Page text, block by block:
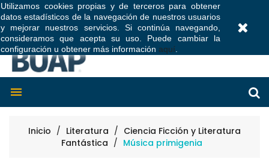
Utilizamos cookies propias y de terceros para obtener
datos estadísticos de la navegación de nuestros usuarios
y mejorar nuestros servicios. Si continúa navegando,
consideramos que acepta su uso. Puede cambiar la
configuración u obtener más información aquí

Inicio Literatura
Ciencia Ficción y Literatura
Fantástica
Música primigenia